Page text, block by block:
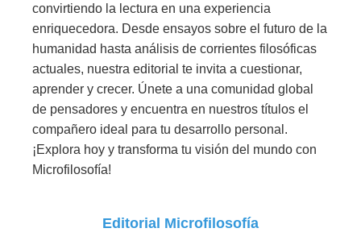
convirtiendo la lectura en una experiencia
enriquecedora. Desde ensayos sobre el futuro de la
humanidad hasta análisis de corrientes filosóficas
actuales, nuestra editorial te invita a cuestionar,
aprender y crecer. Únete a una comunidad global
de pensadores y encuentra en nuestros títulos el
compañero ideal para tu desarrollo personal.
¡Explora hoy y transforma tu visión del mundo con
Microfilosofía!
Editorial Microfilosofía